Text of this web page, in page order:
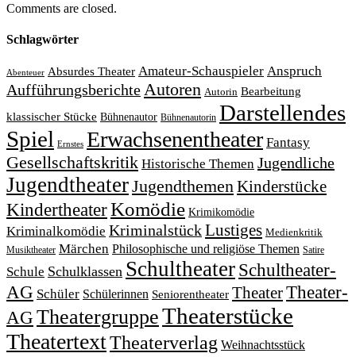
Comments are closed.
Schlagwörter
Abenteuer Absurdes Theater Amateur-Schauspieler Anspruch
AufführungsberichteAutoren Autorin Bearbeitung
klassischer Stücke Bühnenautor Bühnenautorin Darstellendes
Spiel Ernstes Erwachsenentheater Fantasy
Gesellschaftskritik Historische Themen Jugendliche
JugendtheaterJugendthemenKinderstücke
KindertheaterKomödie Krimikomödie
Kriminalkomödie KriminalstückLustiges Medienkritik
Musiktheater Märchen Philosophische und religiöse Themen Satire
Schule Schulklassen Schultheater Schultheater-
AG Schüler Schülerinnen Seniorentheater TheaterTheater-
AGTheatergruppeTheaterstücke
TheatertextTheaterverlag Weihnachtsstück